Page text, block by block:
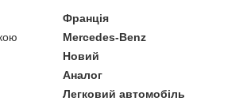
Франція
Mercedes-Benz
Новий
Аналог
Легковий автомобіль